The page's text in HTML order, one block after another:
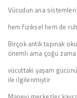
Vücudun ana
hem fiziksel hem de
Birçok antik tapınak
önemli ama çoğu
vücuttaki yaşam
ile ilgilenmiştir